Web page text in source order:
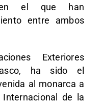
el que han
entre ambos
Exteriores
ha sido el
al monarca a
de la